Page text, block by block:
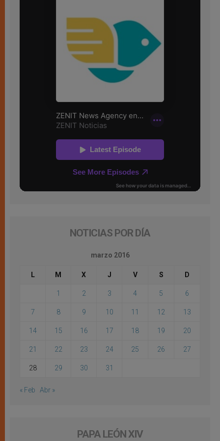
NOTICIAS POR DÍA
marzo 2016
L M X J V S D
1 2 3 4 5 6
7 8 9 10 11 12 13
14 15 16 17 18 19 20
21 22 23 24 25 26 27
28 29 30 31
« Feb Abr »
PAPA LEÓN XIV